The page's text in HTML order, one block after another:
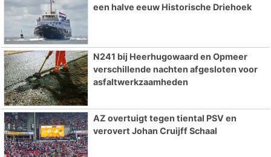
een halve eeuw Historische Driehoek
N241 bij Heerhugowaard en Opmeer
verschillende nachten afgesloten voor
asfaltwerkzaamheden
AZ overtuigt tegen tiental PSV en
verovert Johan Cruijff Schaal